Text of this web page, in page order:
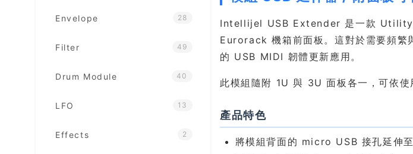
Envelope 28
Filter 49
Drum Module 40
LFO 13
Effects 2
Intellijel USB Extender 是一款 Utility
Eurorack 機箱前面板。這對於需要頻
的 USB MIDI 韌體更新應用。
此模組隨附 1U 與 3U 面板各一，可依使
產品特色
將模組背面的 micro USB 接孔延伸